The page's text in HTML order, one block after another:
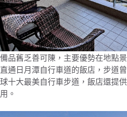
備品舊乏善可陳，主要優勢在地點
直通日月潭自行車道的飯店，步道
球十大最美自行車步道，飯店還提
用。